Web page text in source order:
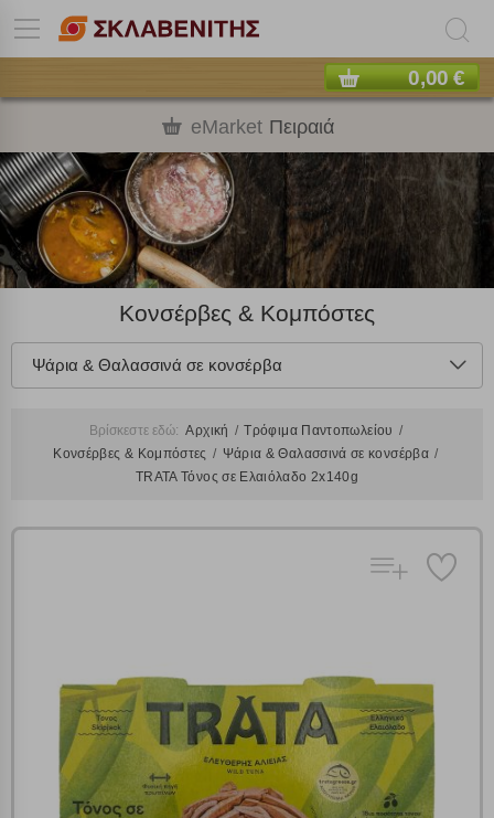
0,00 €
eMarket Πειραιά
Κονσέρβες & Κομπόστες
Ψάρια & Θαλασσινά σε κονσέρβα
Βρίσκεστε εδώ: Αρχική
Τρόφιμα Παντοπωλείου
Κονσέρβες & Κομπόστες
Ψάρια & Θαλασσινά σε κονσέρβα
TRATA Τόνος σε Ελαιόλαδο 2x140g